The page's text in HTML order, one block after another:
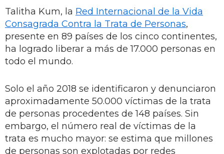
Talitha Kum, la Red Internacional de la Vida
Consagrada Contra la Trata de Personas,
presente en 89 países de los cinco continentes,
ha logrado liberar a más de 17.000 personas en
todo el mundo.
Solo el año 2018 se identificaron y denunciaron
aproximadamente 50.000 víctimas de la trata
de personas procedentes de 148 países. Sin
embargo, el número real de víctimas de la
trata es mucho mayor: se estima que millones
de personas son explotadas por redes